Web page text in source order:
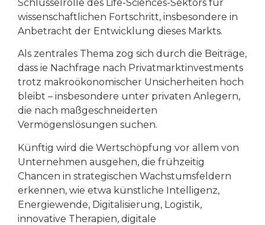
Schlüsselrolle des Life-Sciences-Sektors für
wissenschaftlichen Fortschritt, insbesondere in
Anbetracht der Entwicklung dieses Markts.
Als zentrales Thema zog sich durch die Beiträge,
dass ie Nachfrage nach Privatmarktinvestments
trotz makroökonomischer Unsicherheiten hoch
bleibt – insbesondere unter privaten Anlegern,
die nach maßgeschneiderten
Vermögenslösungen suchen.
Künftig wird die Wertschöpfung vor allem von
Unternehmen ausgehen, die frühzeitig
Chancen in strategischen Wachstumsfeldern
erkennen, wie etwa künstliche Intelligenz,
Energiewende, Digitalisierung, Logistik,
innovative Therapien, digitale